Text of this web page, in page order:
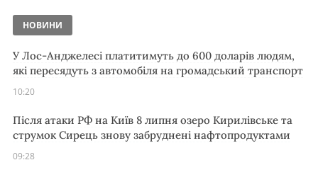
НОВИНИ
У Лос-Анджелесі платитимуть до 600 доларів людям,
які пересядуть з автомобіля на громадський транспорт
10:20
Після атаки РФ на Київ 8 липня озеро Кирилівське та
струмок Сирець знову забруднені нафтопродуктами
09:28